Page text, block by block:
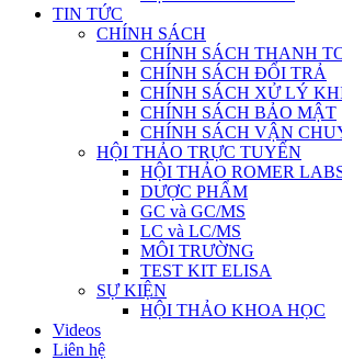
TIN TỨC
CHÍNH SÁCH
CHÍNH SÁCH THANH
CHÍNH SÁCH ĐỔI TRẢ
CHÍNH SÁCH XỬ LÝ
CHÍNH SÁCH BẢO MẬT
CHÍNH SÁCH VẬN
HỘI THẢO TRỰC TUYẾN
HỘI THẢO ROMER
DƯỢC PHẨM
GC và GC/MS
LC và LC/MS
MÔI TRƯỜNG
TEST KIT ELISA
SỰ KIỆN
HỘI THẢO KHOA HỌC
Videos
Liên hệ